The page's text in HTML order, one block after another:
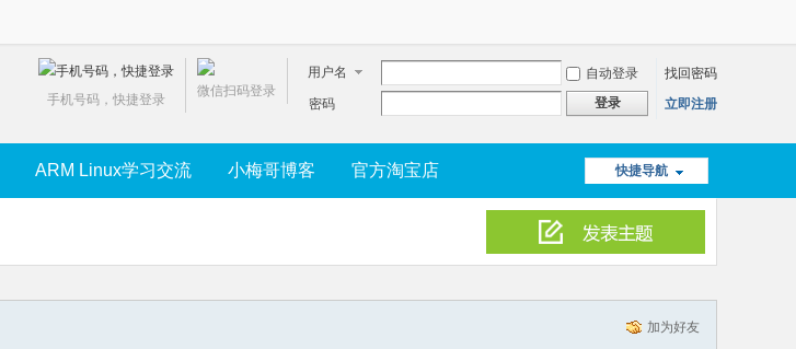
用户名 自动登录
找回密码
密码
登录 立即注册
微信扫码登录
手机号码，快捷登录
快捷导航
ARM Linux学习交流 小梅哥博客 官方淘宝店
加为好友